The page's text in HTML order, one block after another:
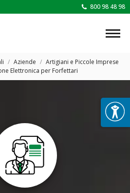
800 98 48 98
Aziende
Artigiani e Piccole Imprese
Elettronica per Forfettari